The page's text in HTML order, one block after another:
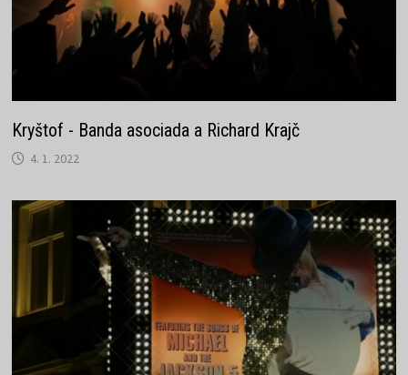
Kryštof - Banda asociada a Richard Krajč
4. 1. 2022